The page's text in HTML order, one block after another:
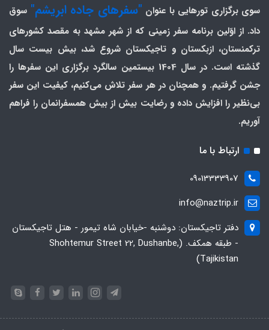
سوی برگزاری تورهایی با عنوان "سفرهای جاده ابریشم" سوق
داد. از اوّلین برنامه سفر زمینی که از شهر مشهد به مقصد کشورهای
ترکمنستان، ازبکستان و تاجیکستان شروع شد، بیش بیست سال
گذشته است. در سال 1404 بیستمین سالگرد برگزاری این سفرها را
جشن گرفتیم. و همچنان در هر سفر تلاش می‌کنیم، کیفیت این سفر
بی‌نظیر را افزایش داده و رضایت بیش از بیش همسفرانمان را فراهم
آوریم.
ارتباط با ما
09013333907
info@naztrip.ir
دفتر تاجیکستان: دوشنبه -خیابان شاه تیمور - هتل تاجیکستان
- طبقه همکف. (Shohtemur Street 22, Dushanbe,
Tajikistan)